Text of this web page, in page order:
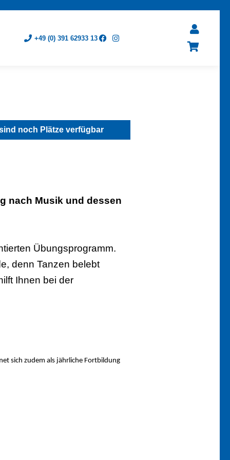
+49 (0) 391 62933 13
noch Plätze verfügbar
nach Musik und dessen
Übungsprogramm.
denn Tanzen belebt
Ihnen bei der
sich zudem als jährliche Fortbildung